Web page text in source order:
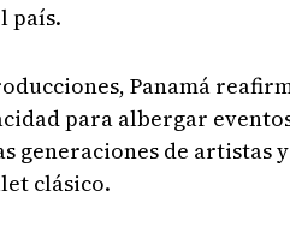
país.
Panamá
para albergar
generaciones de artistas
clásico.